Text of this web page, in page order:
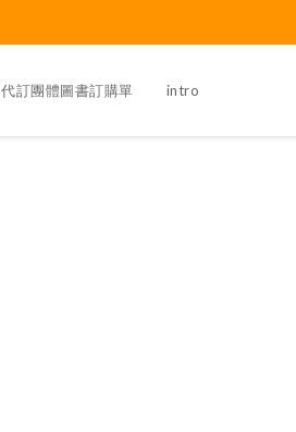
代訂團體圖書訂購單 intro